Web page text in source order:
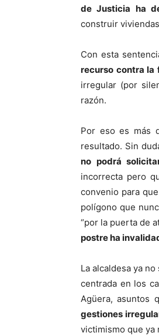
de Justicia ha
construir
Con esta
recurso contra la
irregular (por
razón.
Por eso es más
resultado. Sin
no podrá
incorrecta pero
convenio para
polígono que
“por la puerta de
postre ha
La alcaldesa ya
centrada en los
Agüera, asuntos
gestiones
victimismo que ya